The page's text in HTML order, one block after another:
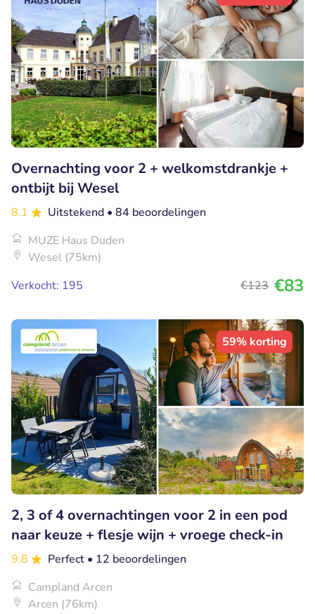
Overnachting voor 2 + welkomstdrankje +
ontbijt bij Wesel
8.1 Uitstekend • 84 beoordelingen
MUZE Haus Duden
Wesel (75km)
Verkocht: 195
€123 €83
59% korting
2, 3 of 4 overnachtingen voor 2 in een pod
naar keuze + flesje wijn + vroege check-in
9.8 Perfect • 12 beoordelingen
Campland Arcen
Arcen (76km)